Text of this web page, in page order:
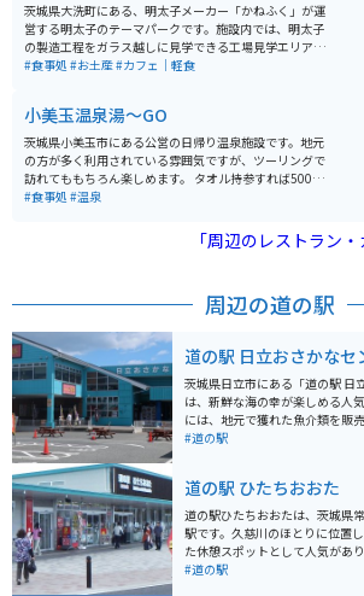
茨城県大洗町にある、明太子メーカー「かねふく」が運
営する明太子のテーマパークです。施設内では、明太子
の製造工程をガラス越しに見学できる工場見学エリアが
あり、原料や製造の流れ、明太子に関する豆知識をパネ
があり、明太子を使ったおにぎりやソフトクリームな
ど、その場で出来たての明太子グルメを楽しむことがで
きます。また直売コーナーでは、工場直送の明太子を購
入することができ、お土産探しにも便利です。明太子の
魅力を「見て・知って・食べて・買える」観光スポット
#食事処 #お土産#カフェ｜軽食
小美玉温泉湯～GO
茨城県小美玉市にある公営の日帰り温泉施設です。地元
の方が多く利用されている雰囲気ですが、ツーリングで
訪れてももちろん楽しめます。 タオル持参すれば500円
で入れるので、リーズナブルです。お風呂のほかに、食
いってもコーヒーのように茶色の、とろみのあるお湯。
温度もぬるめなので、長風呂にも向いています。
#食事処 #温泉
「周辺のレストラン
周辺の道の駅
道の駅 日立おさかなセ
茨城県日立市にある「道の駅 日
は、新鮮な海の幸が楽しめる人気の
には、地元で獲れた魚介類を販
な魚介類をお手頃価格で購入で
車場が完備されているので安心
立おさかなセンター以外にも、
サイドロードや、日本三大庭園
ど、観光スポットが点在しています。 日立おさ
ターは、新鮮な海の幸を味わい
#道の駅
道の駅 ひたちおおた
道の駅ひたちおおたは、茨城県
駅です。久慈川のほとりに位置
た休憩スポットとして人気があります。 地元の
購入できる直売所や、常陸秋そ
#道の駅